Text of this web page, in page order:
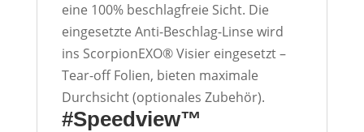
eine 100% beschlagfreie Sicht. Die
eingesetzte Anti-Beschlag-Linse wird
ins ScorpionEXO® Visier eingesetzt –
Tear-off Folien, bieten maximale
Durchsicht (optionales Zubehör).
#Speedview™